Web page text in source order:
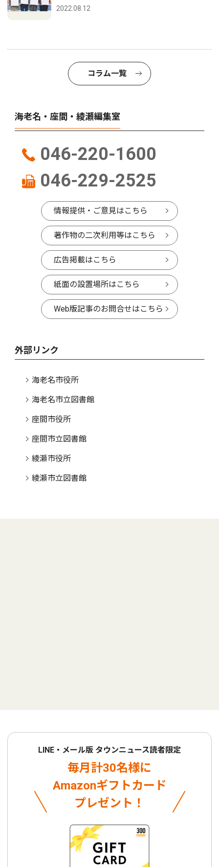
2022.08.12
コラム一覧
海老名・座間・綾瀬編集室
046-220-1600
046-229-2525
情報提供・ご意見はこちら
著作物の二次利用等はこちら
広告掲載はこちら
紙面の設置場所はこちら
Web版記事のお問合せはこちら
外部リンク
海老名市役所
海老名市立図書館
座間市役所
座間市立図書館
綾瀬市役所
綾瀬市立図書館
LINE・メール版 タウンニュース読者限定
毎月計30名様に
Amazonギフトカード
プレゼント！